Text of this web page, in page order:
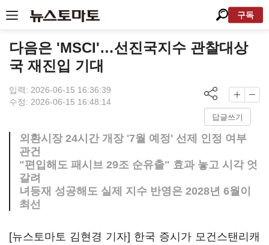
구독
다음은 'MSCI'…선진국지수 관찰대상
국 재진입 기대
입력: 2026-06-15 16:36:39
수정: 2026-06-15 16:48:14
답글쓰기
외환시장 24시간 개장 '7월 예정' 선제 인정 여부
관건
"편입해도 패시브 29조 순유출" 효과 놓고 시각 엇
갈려
녀등재 성공해도 실제 지수 반영은 2028년 6월이
최선
[뉴스토마토 김현경 기자] 한국 증시가 모건스탠리캐